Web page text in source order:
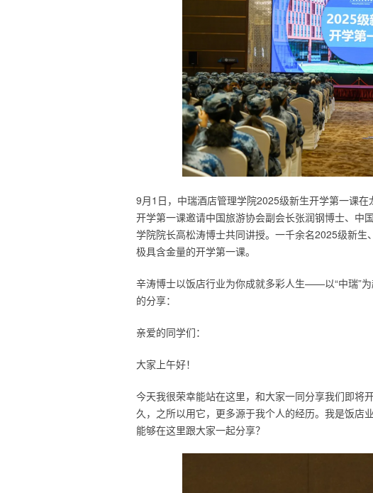
9月1日，中瑞酒店管理学院2025级新生开学第一课
开学第一课邀请中国旅游协会副会长张润钢博士、中
学院院长高松涛博士共同讲授。一千余名2025级新
极具含金量的开学第一课。
辛涛博士以饭店行业为你成就多彩人生——以“中瑞”
的分享：
亲爱的同学们：
大家上午好！
今天我很荣幸能站在这里，和大家一同分享我们即将
久，之所以用它，更多源于我个人的经历。我是饭店
能够在这里跟大家一起分享？